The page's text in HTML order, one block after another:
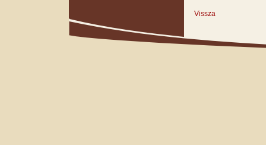
Vissza